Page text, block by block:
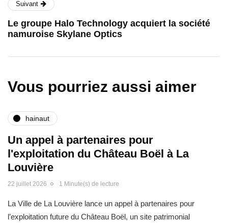
Suivant
Le groupe Halo Technology acquiert la société
namuroise Skylane Optics
Vous pourriez aussi aimer
hainaut
Un appel à partenaires pour
l'exploitation du Château Boël à La
Louvière
22 juillet 2026 1 Minute(s) de lecture
La Ville de La Louvière lance un appel à partenaires pour
l’exploitation future du Château Boël, un site patrimonial